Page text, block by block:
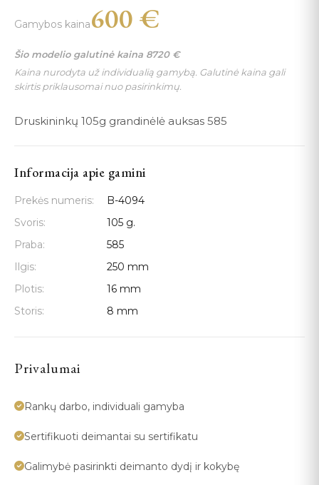
Gamybos kaina600 €
Šio modelio galutinė kaina 8720 €
Kaina nurodyta už individualią gamybą. Galutinė kaina gali
skirtis priklausomai nuo pasirinkimų.
Druskininkų 105g grandinėlė auksas 585
Informacija apie gamini
Prekės numeris:
B-4094
Svoris:
105 g.
Praba:
585
Ilgis:
250 mm
Plotis:
16 mm
Storis:
8 mm
Privalumai
Rankų darbo, individuali gamyba
Sertifikuoti deimantai su sertifikatu
Galimybė pasirinkti deimanto dydį ir kokybę